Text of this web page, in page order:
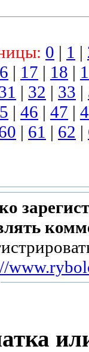
0 | 1 |
| 17 | 18 |
| 32 | 33 |
| 46 | 47 |
| 61 | 62 |